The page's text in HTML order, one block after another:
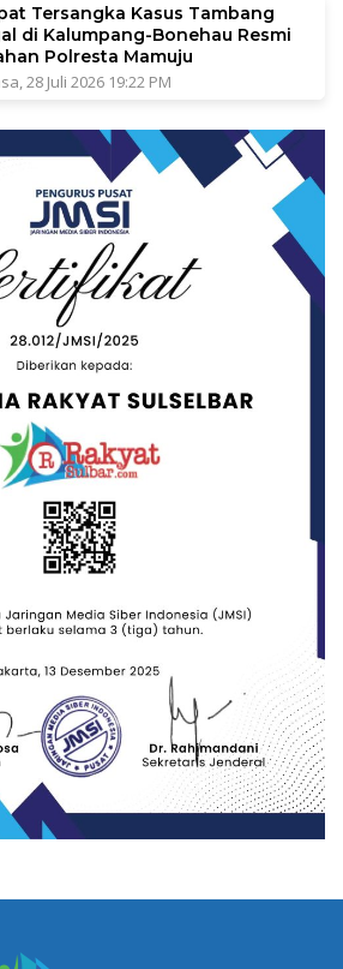
Tersangka Kasus Tambang
di Kalumpang-Bonehau Resmi
Polresta Mamuju
28 Juli 2026 19:22 PM